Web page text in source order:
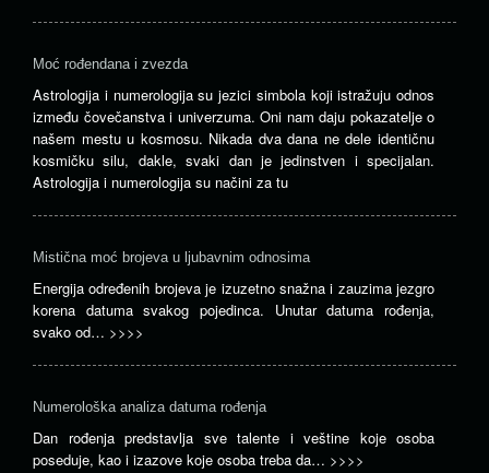
Moć rođendana i zvezda
Astrologija i numerologija su jezici simbola koji istražuju odnos
između čovečanstva i univerzuma. Oni nam daju pokazatelje o
našem mestu u kosmosu. Nikada dva dana ne dele identičnu
kosmičku silu, dakle, svaki dan je jedinstven i specijalan.
Astrologija i numerologija su načini za tu
Mistična moć brojeva u ljubavnim odnosima
Energija određenih brojeva je izuzetno snažna i zauzima jezgro
korena datuma svakog pojedinca. Unutar datuma rođenja,
svako od… >>>>
Numerološka analiza datuma rođenja
Dan rođenja predstavlja sve talente i veštine koje osoba
poseduje, kao i izazove koje osoba treba da… >>>>